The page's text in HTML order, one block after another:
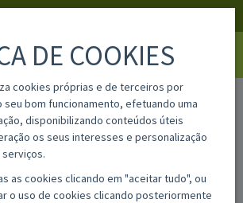
DE COOKIES
cookies próprias e de terceiros por
seu bom funcionamento, efetuando uma
disponibilizando conteúdos úteis
os seus interesses e personalização
as cookies clicando em "aceitar tudo", ou
o uso de cookies clicando posteriormente